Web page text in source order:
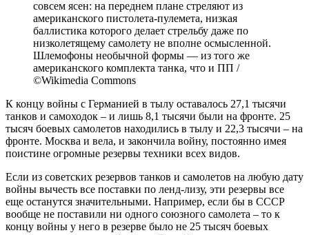
совсем ясен: на переднем плане стреляют из
американского пистолета-пулемета, низкая
баллистика которого делает стрельбу даже по
низколетящему самолету не вполне осмысленной.
Шлемофоны необычной формы — из того же
американского комплекта танка, что и ПП /
©Wikimedia Commons
К концу войны с Германией в тылу оставалось 27,1 тысячи
танков и самоходок – и лишь 8,1 тысячи были на фронте. 25
тысяч боевых самолетов находились в тылу и 22,3 тысячи – на
фронте. Москва и вела, и закончила войну, постоянно имея
поистине огромные резервы техники всех видов.
Если из советских резервов танков и самолетов на любую дату
войны вычесть все поставки по ленд-лизу, эти резервы все
еще останутся значительными. Например, если бы в СССР
вообще не поставили ни одного союзного самолета – то к
концу войны у него в резерве было не 25 тысяч боевых